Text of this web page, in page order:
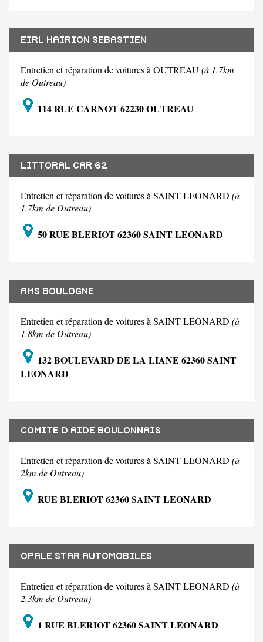
EIRL HAIRION SEBASTIEN
Entretien et réparation de voitures à OUTREAU(à 1.7km
de Outreau)
114 RUE CARNOT 62230 OUTREAU
LITTORAL CAR 62
Entretien et réparation de voitures à SAINT LEONARD (à
1.7km de Outreau)
50 RUE BLERIOT 62360 SAINT LEONARD
AMS BOULOGNE
Entretien et réparation de voitures à SAINT LEONARD (à
1.8km de Outreau)
132 BOULEVARD DE LA LIANE 62360 SAINT
LEONARD
COMITE D AIDE BOULONNAIS
Entretien et réparation de voitures à SAINT LEONARD (à
2km de Outreau)
RUE BLERIOT 62360 SAINT LEONARD
OPALE STAR AUTOMOBILES
Entretien et réparation de voitures à SAINT LEONARD (à
2.3km de Outreau)
1 RUE BLERIOT 62360 SAINT LEONARD